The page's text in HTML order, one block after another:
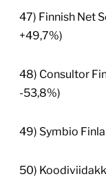
47) Finnish Net
+49,7%)
48) Consultor
-53,8%)
49) Symbio
50)